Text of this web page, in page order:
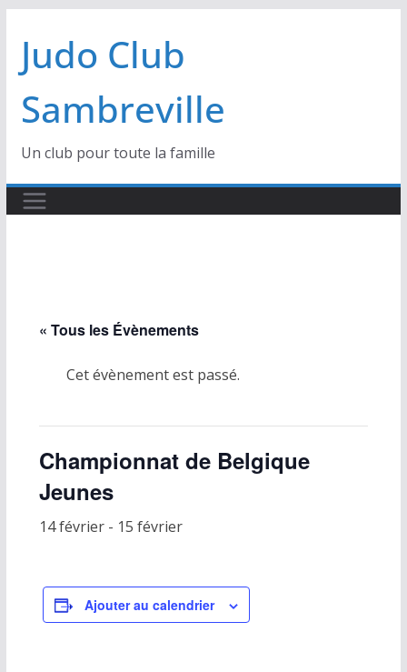
contenu
Judo Club
Sambreville
Un club pour toute la famille
« Tous les Évènements
Cet évènement est passé.
Championnat de Belgique
Jeunes
14 février - 15 février
Ajouter au calendrier